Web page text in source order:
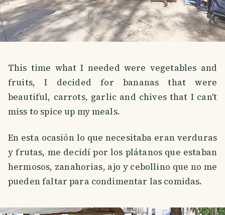
This time what I needed were vegetables and
fruits, I decided for bananas that were
beautiful, carrots, garlic and chives that I can't
miss to spice up my meals.
En esta ocasión lo que necesitaba eran verduras
y frutas, me decidí por los plátanos que estaban
hermosos, zanahorias, ajo y cebollino que no me
pueden faltar para condimentar las comidas.